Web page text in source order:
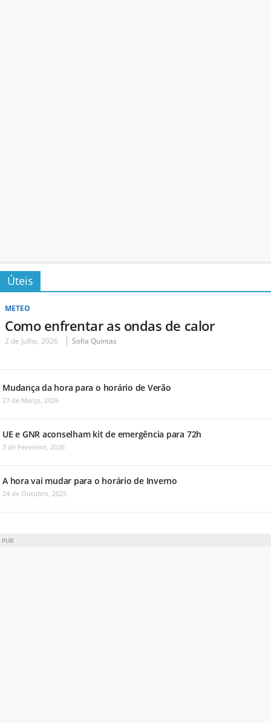
Úteis
METEO
Como enfrentar as ondas de calor
2 de Julho, 2026 Sofia Quintas
Mudança da hora para o horário de Verão
27 de Março, 2026
UE e GNR aconselham kit de emergência para 72h
3 de Fevereiro, 2026
A hora vai mudar para o horário de Inverno
24 de Outubro, 2025
PUB